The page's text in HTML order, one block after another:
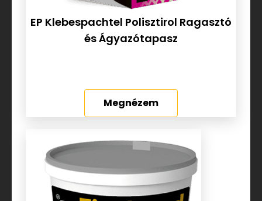
EP Klebespachtel Polisztirol Ragasztó
és Ágyazótapasz
Megnézem